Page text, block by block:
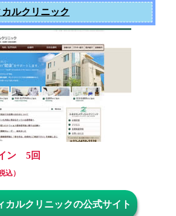
ルクリニック
ン 5回
込）
カルクリニックの公式サイト